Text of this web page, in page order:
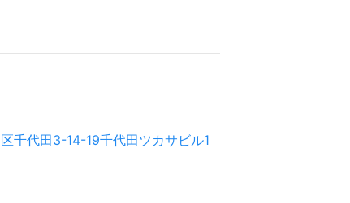
千代田3-14-19千代田ツカサビル1